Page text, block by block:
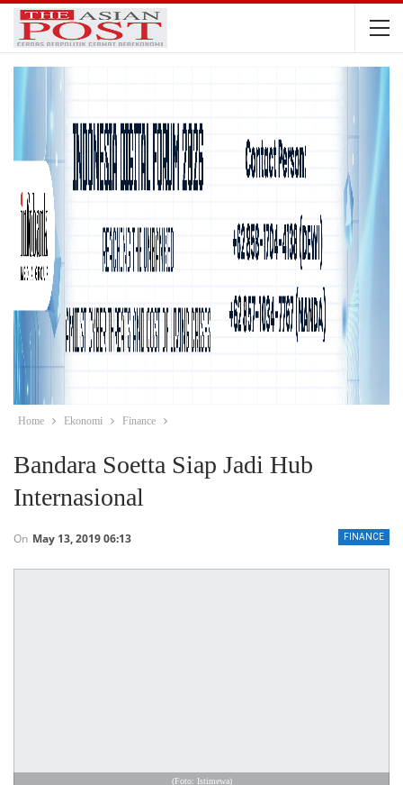
Home Ekonomi Finance
Bandara Soetta Siap Jadi Hub
Internasional
FINANCE
On May 13, 2019 06:13
(Foto: Istimewa)